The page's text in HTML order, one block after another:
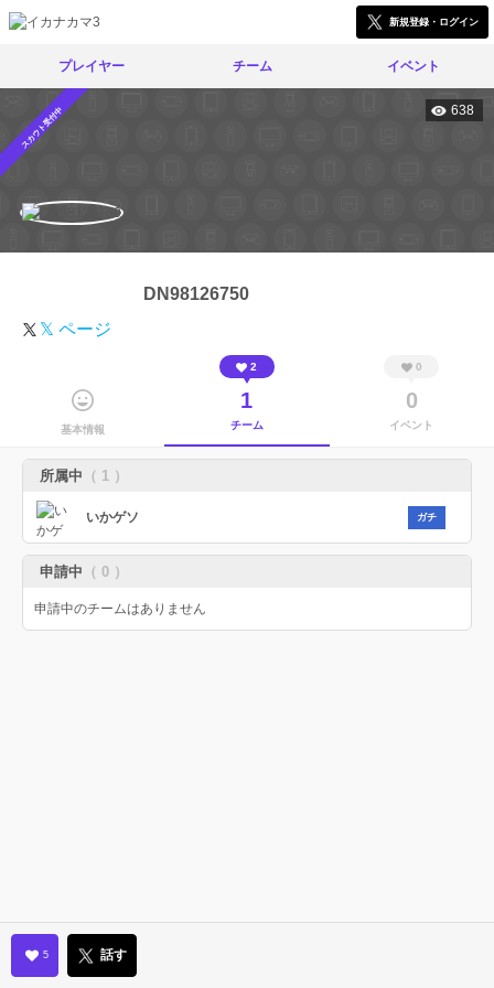
新規登録・ログイン
プレイヤー チーム イベント
スカウト受付中 638
DN98126750
𝕏 ページ
基本情報
2
1
チーム
0
0
イベント
所属中 （ 1 ）
いかゲソ ガチ
申請中 （ 0 ）
申請中のチームはありません
5 話す